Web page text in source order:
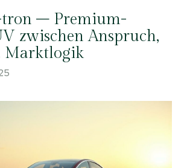
tron – Premium-
zwischen Anspruch,
Marktlogik